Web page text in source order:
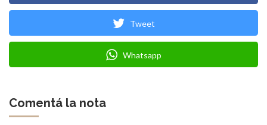
Tweet
Whatsapp
Comentá la nota